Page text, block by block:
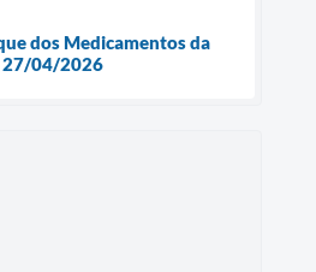
dos Medicamentos da
27/04/2026